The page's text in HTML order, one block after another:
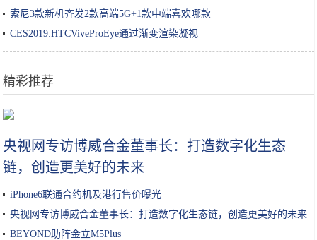
索尼3款新机齐发2款高端5G+1款中端喜欢哪款
CES2019:HTCViveProEye通过渐变渲染凝视
精彩推荐
央视网专访博威合金董事长：打造数字化生态
链，创造更美好的未来
iPhone6联通合约机及港行售价曝光
央视网专访博威合金董事长：打造数字化生态链，创造更美好的未来
BEYOND助阵金立M5Plus